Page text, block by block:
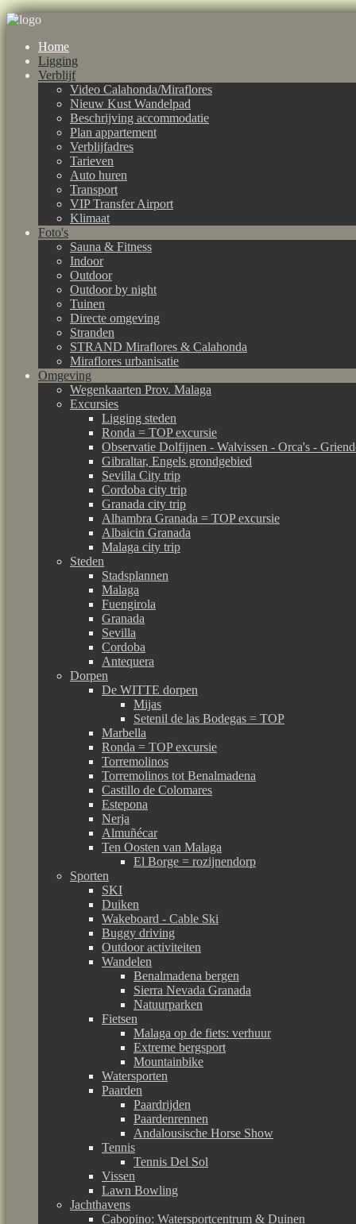
Home
Ligging
Verblijf
Video Calahonda/Miraflores
Nieuw Kust Wandelpad
Beschrijving accommodatie
Plan appartement
Verblijfadres
Tarieven
Auto huren
Transport
VIP Transfer Airport
Klimaat
Foto's
Sauna & Fitness
Indoor
Outdoor
Outdoor by night
Tuinen
Directe omgeving
Stranden
STRAND Miraflores & Calahonda
Miraflores urbanisatie
Omgeving
Wegenkaarten Prov. Malaga
Excursies
Ligging steden
Ronda = TOP excursie
Observatie Dolfijnen - Walvissen - Orca's -
Gibraltar, Engels grondgebied
Sevilla City trip
Cordoba city trip
Granada city trip
Alhambra Granada = TOP excursie
Albaicin Granada
Malaga city trip
Steden
Stadsplannen
Malaga
Fuengirola
Granada
Sevilla
Cordoba
Antequera
Dorpen
De WITTE dorpen
Mijas
Setenil de las Bodegas = TOP
Marbella
Ronda = TOP excursie
Torremolinos
Torremolinos tot Benalmadena
Castillo de Colomares
Estepona
Nerja
Almuñécar
Ten Oosten van Malaga
El Borge = rozijnendorp
Sporten
SKI
Duiken
Wakeboard - Cable Ski
Buggy driving
Outdoor activiteiten
Wandelen
Benalmadena bergen
Sierra Nevada Granada
Natuurparken
Fietsen
Malaga op de fiets: verhuur
Extreme bergsport
Mountainbike
Watersporten
Paarden
Paardrijden
Paardenrennen
Andalousische Horse Show
Tennis
Tennis Del Sol
Vissen
Lawn Bowling
Jachthavens
Cabopino: Watersportcentrum & Duinen